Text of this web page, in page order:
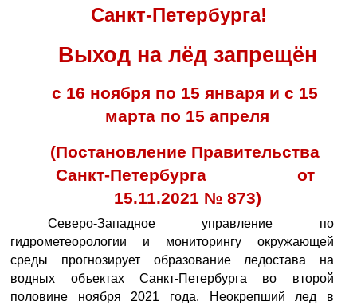
Санкт-Петербурга!
Выход на лёд запрещён
с 16 ноября по 15 января и с 15
марта по 15 апреля
(Постановление Правительства
Санкт-Петербурга                   от
15.11.2021 № 873)
Северо-Западное управление по
гидрометеорологии и мониторингу окружающей
среды прогнозирует образование ледостава на
водных объектах Санкт-Петербурга во второй
половине ноября 2021 года. Неокрепший лед в